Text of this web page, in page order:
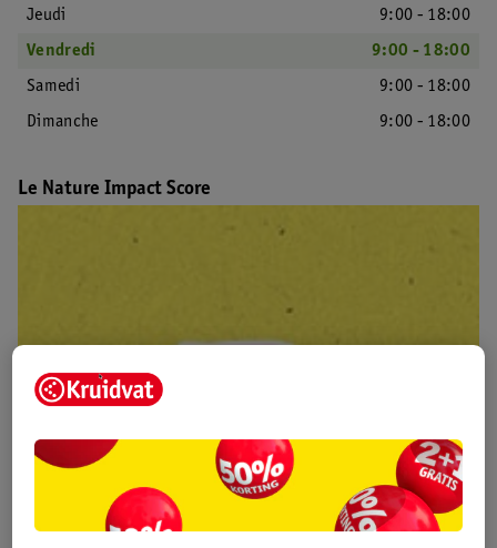
Jeudi
9:00 - 18:00
Vendredi
9:00 - 18:00
Samedi
9:00 - 18:00
Dimanche
9:00 - 18:00
Le Nature Impact Score